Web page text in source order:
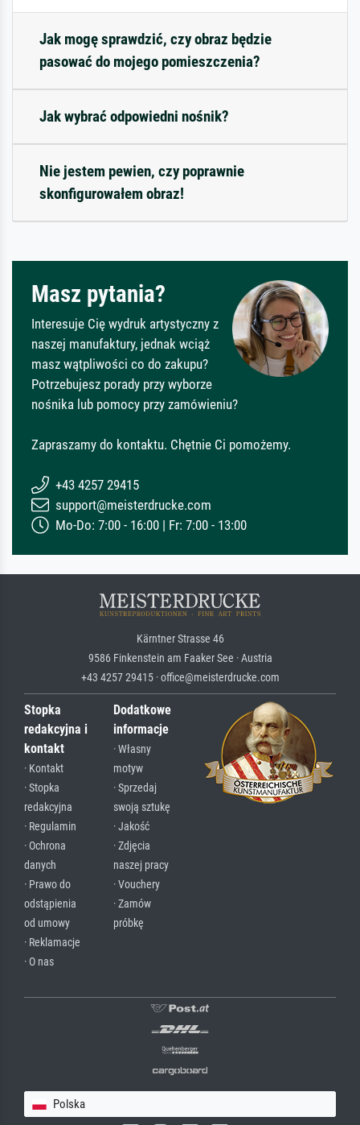
Jak mogę sprawdzić, czy obraz będzie
pasować do mojego pomieszczenia?
Jak wybrać odpowiedni nośnik?
Nie jestem pewien, czy poprawnie
skonfigurowałem obraz!
Masz pytania?
Interesuje Cię wydruk artystyczny z
naszej manufaktury, jednak wciąż
masz wątpliwości co do zakupu?
Potrzebujesz porady przy wyborze
nośnika lub pomocy przy zamówieniu?
Zapraszamy do kontaktu. Chętnie Ci pomożemy.
+43 4257 29415
support@meisterdrucke.com
Mo-Do: 7:00 - 16:00 | Fr: 7:00 - 13:00
Kärntner Strasse 46
9586 Finkenstein am Faaker See · Austria
+43 4257 29415 · office@meisterdrucke.com
Stopka
redakcyjna i
kontakt
· Kontakt
· Stopka
redakcyjna
· Regulamin
· Ochrona
danych
· Prawo do
odstąpienia
od umowy
· Reklamacje
· O nas
Dodatkowe
informacje
· Własny
motyw
· Sprzedaj
swoją sztukę
· Jakość
· Zdjęcia
naszej pracy
· Vouchery
· Zamów
próbkę
Polska